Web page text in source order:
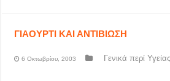
ΓΙΑΟΥΡΤΙ ΚΑΙ ΑΝΤΙΒΙΩΣΗ
6 Οκτωβρίου, 2003 Γενικά περί Υγείας